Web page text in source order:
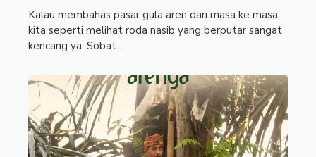
Kalau membahas pasar gula aren dari masa ke masa,
kita seperti melihat roda nasib yang berputar sangat
kencang ya, Sobat...